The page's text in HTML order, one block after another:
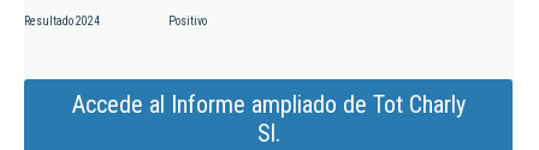
Resultado 2024 Positivo
Accede al Informe ampliado de Tot Charly
Sl.